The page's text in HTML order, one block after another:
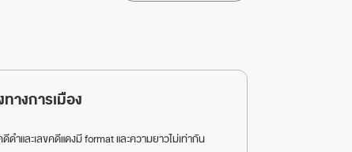
งการเมือง
และเลขคดีแดงมี format และความยาวไม่เท่ากัน